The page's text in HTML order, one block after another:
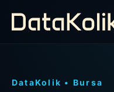
DataKolik • Bursa